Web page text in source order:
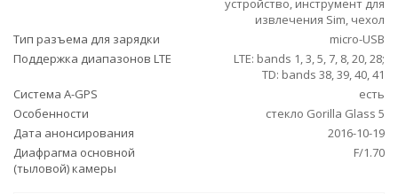
устройство, инструмент для
извлечения Sim, чехол
Тип разъема для зарядки
micro-USB
Поддержка диапазонов LTE
LTE: bands 1, 3, 5, 7, 8, 20, 28;
TD: bands 38, 39, 40, 41
Cистема A-GPS
есть
Особенности
стекло Gorilla Glass 5
Дата анонсирования
2016-10-19
Диафрагма основной
(тыловой) камеры
F/1.70